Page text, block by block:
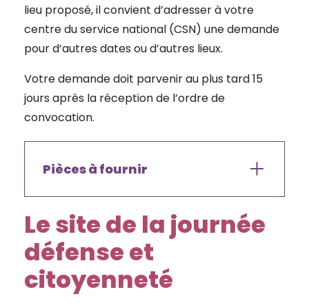
lieu proposé, il convient d’adresser à votre
centre du service national (CSN) une demande
pour d’autres dates ou d’autres lieux.
Votre demande doit parvenir au plus tard 15
jours après la réception de l’ordre de
convocation.
Pièces à fournir
Le site de la journée
défense et
citoyenneté